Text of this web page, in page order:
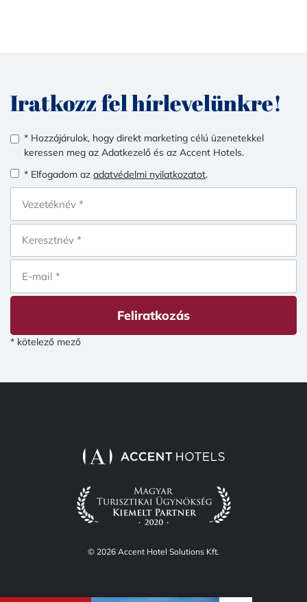
Iratkozz fel hírlevelünkre!
* Hozzájárulok, hogy direkt marketing célú üzenetekkel
keressen meg az Adatkezelő és az Accent Hotels.
* Elfogadom az adatvédelmi nyilatkozatot.
Feliratkozás
* kötelező mező
© 2026 Accent Hotel Solutions Kft.